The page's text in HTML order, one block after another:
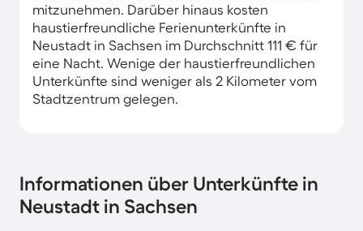
mitzunehmen. Darüber hinaus kosten
haustierfreundliche Ferienunterkünfte in
Neustadt in Sachsen im Durchschnitt 111 € für
eine Nacht. Wenige der haustierfreundlichen
Unterkünfte sind weniger als 2 Kilometer vom
Stadtzentrum gelegen.
Informationen über Unterkünfte in
Neustadt in Sachsen